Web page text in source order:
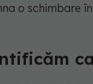
o schimbare